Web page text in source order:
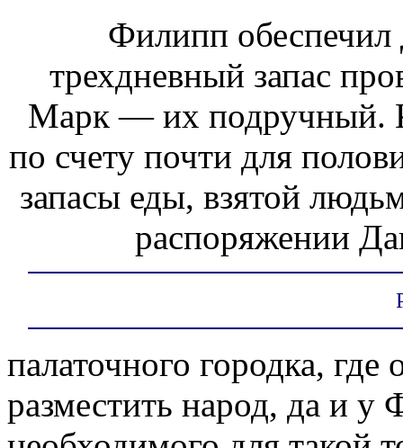
Филипп обеспечил
трехдневный запас
Марк — их подручный. К
по счету почти для
запасы еды, взятой
распоряжении
палаточного городка,
разместить народ, да и у